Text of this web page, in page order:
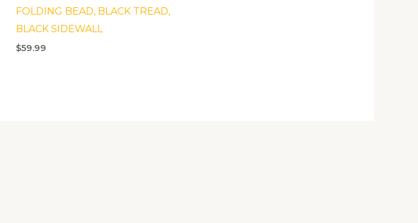
FOLDING BEAD, BLACK TREAD,
BLACK SIDEWALL
$59.99